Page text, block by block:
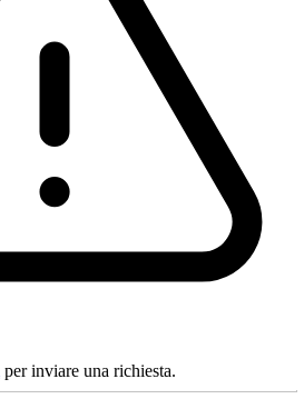
per inviare una richiesta.